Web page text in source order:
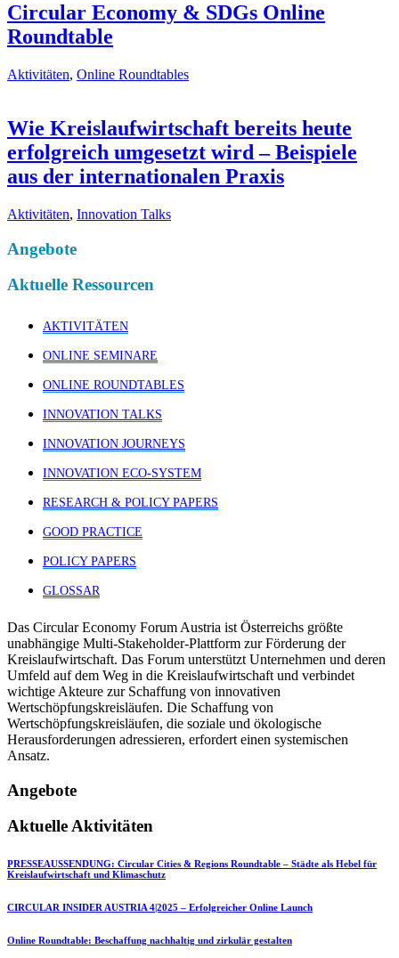
Circular Economy & SDGs Online
Roundtable
Aktivitäten, Online Roundtables
Wie Kreislaufwirtschaft bereits heute
erfolgreich umgesetzt wird – Beispiele
aus der internationalen Praxis
Aktivitäten, Innovation Talks
Angebote
Aktuelle Ressourcen
AKTIVITÄTEN
ONLINE SEMINARE
ONLINE ROUNDTABLES
INNOVATION TALKS
INNOVATION JOURNEYS
INNOVATION ECO-SYSTEM
RESEARCH & POLICY PAPERS
GOOD PRACTICE
POLICY PAPERS
GLOSSAR
Das Circular Economy Forum Austria ist Österreichs größte
unabhängige Multi-Stakeholder-Plattform zur Förderung der
Kreislaufwirtschaft. Das Forum unterstützt Unternehmen und deren
Umfeld auf dem Weg in die Kreislaufwirtschaft und verbindet
wichtige Akteure zur Schaffung von innovativen
Wertschöpfungskreisläufen. Die Schaffung von
Wertschöpfungskreisläufen, die soziale und ökologische
Herausforderungen adressieren, erfordert einen systemischen
Ansatz.
Angebote
Aktuelle Aktivitäten
PRESSEAUSSENDUNG: Circular Cities & Regions Roundtable – Städte als Hebel für
Kreislaufwirtschaft und Klimaschutz
CIRCULAR INSIDER AUSTRIA 4|2025 – Erfolgreicher Online Launch
Online Roundtable: Beschaffung nachhaltig und zirkulär gestalten